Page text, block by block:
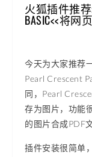
火狐插件推荐
BASIC<<将网
今天为大家推荐
Pearl Crescent
同，Pearl
存为图片，功能
的图片合成PDF
插件安装很简单